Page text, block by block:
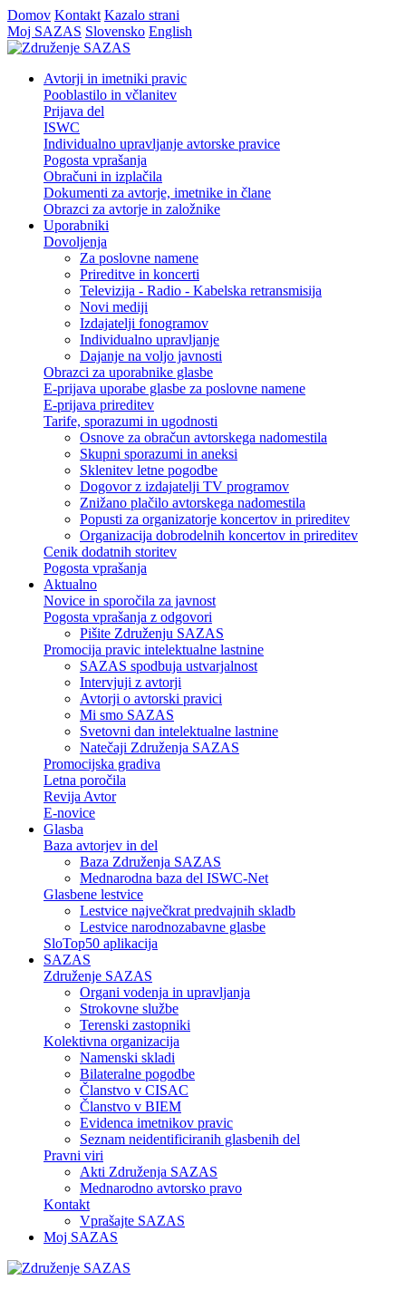
Domov Kontakt Kazalo strani
Moj SAZAS Slovensko English
Avtorji in imetniki pravic
Pooblastilo in včlanitev
Prijava del
ISWC
Individualno upravljanje avtorske pravice
Pogosta vprašanja
Obračuni in izplačila
Dokumenti za avtorje, imetnike in člane
Obrazci za avtorje in založnike
Uporabniki
Dovoljenja
Za poslovne namene
Prireditve in koncerti
Televizija - Radio - Kabelska retransmisija
Novi mediji
Izdajatelji fonogramov
Individualno upravljanje
Dajanje na voljo javnosti
Obrazci za uporabnike glasbe
E-prijava uporabe glasbe za poslovne namene
E-prijava prireditev
Tarife, sporazumi in ugodnosti
Osnove za obračun avtorskega nadomestila
Skupni sporazumi in aneksi
Sklenitev letne pogodbe
Dogovor z izdajatelji TV programov
Znižano plačilo avtorskega nadomestila
Popusti za organizatorje koncertov in prireditev
Organizacija dobrodelnih koncertov in prireditev
Cenik dodatnih storitev
Pogosta vprašanja
Aktualno
Novice in sporočila za javnost
Pogosta vprašanja z odgovori
Pišite Združenju SAZAS
Promocija pravic intelektualne lastnine
SAZAS spodbuja ustvarjalnost
Intervjuji z avtorji
Avtorji o avtorski pravici
Mi smo SAZAS
Svetovni dan intelektualne lastnine
Natečaji Združenja SAZAS
Promocijska gradiva
Letna poročila
Revija Avtor
E-novice
Glasba
Baza avtorjev in del
Baza Združenja SAZAS
Mednarodna baza del ISWC-Net
Glasbene lestvice
Lestvice največkrat predvajnih skladb
Lestvice narodnozabavne glasbe
SloTop50 aplikacija
SAZAS
Združenje SAZAS
Organi vodenja in upravljanja
Strokovne službe
Terenski zastopniki
Kolektivna organizacija
Namenski skladi
Bilateralne pogodbe
Članstvo v CISAC
Članstvo v BIEM
Evidenca imetnikov pravic
Seznam neidentificiranih glasbenih del
Pravni viri
Akti Združenja SAZAS
Mednarodno avtorsko pravo
Kontakt
Vprašajte SAZAS
Moj SAZAS